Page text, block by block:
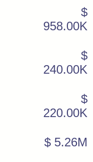
$
958.00K
$
240.00K
$
220.00K
$ 5.26M